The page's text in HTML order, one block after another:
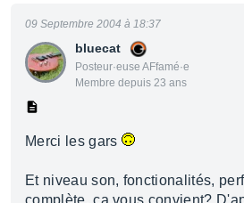
bluecat
Posteur·euse AFfamé·e
Membre depuis 23 ans
09 Septembre 2004 à 18:37
Merci les gars
Et niveau son, fonctionalités,
complète, ca vous convient?